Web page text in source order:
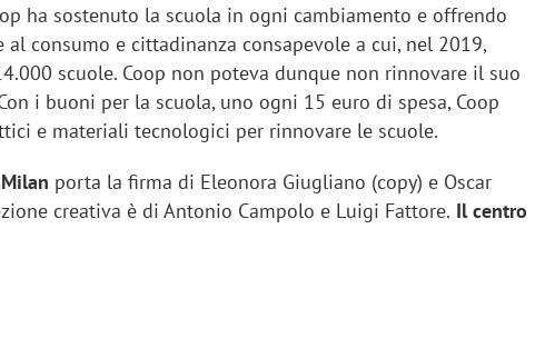
ha sostenuto la scuola in ogni cambiamento e offrendo
al consumo e cittadinanza consapevole a cui, nel 2019,
scuole. Coop non poteva dunque non rinnovare il suo
i buoni per la scuola, uno ogni 15 euro di spesa, Coop
e materiali tecnologici per rinnovare le scuole.
porta la firma di Eleonora Giugliano (copy) e Oscar
creativa è di Antonio Campolo e Luigi Fattore. Il centro